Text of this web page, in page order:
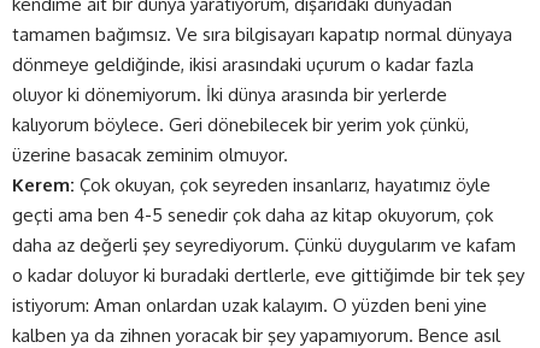
tamamen bağımsız. Ve sıra bilgisayarı kapatıp normal dünyaya
dönmeye geldiğinde, ikisi arasındaki uçurum o kadar fazla
oluyor ki dönemiyorum. İki dünya arasında bir yerlerde
kalıyorum böylece. Geri dönebilecek bir yerim yok çünkü,
üzerine basacak zeminim olmuyor.
Kerem: Çok okuyan, çok seyreden insanlarız, hayatımız öyle
geçti ama ben 4-5 senedir çok daha az kitap okuyorum, çok
daha az değerli şey seyrediyorum. Çünkü duygularım ve kafam
o kadar doluyor ki buradaki dertlerle, eve gittiğimde bir tek şey
istiyorum: Aman onlardan uzak kalayım. O yüzden beni yine
kalben ya da zihnen yoracak bir şey yapamıyorum. Bence asıl